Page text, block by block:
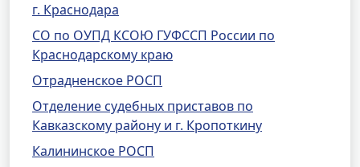
г. Краснодара
СО по ОУПД КСОЮ ГУФССП России по
Краснодарскому краю
Отрадненское РОСП
Отделение судебных приставов по
Кавказскому району и г. Кропоткину
Калининское РОСП